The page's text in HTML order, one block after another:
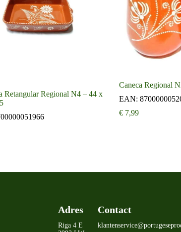
Retangular Regional N4 – 44 x
Caneca Regional
EAN:
€ 7,99
Adres
Riga 4 E
Contact